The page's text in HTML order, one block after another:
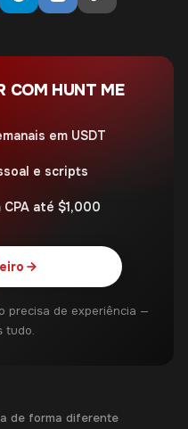
COM HUNT ME
em USDT
e scripts
até $1,000
precisa de experiência —
tudo.
de forma diferente